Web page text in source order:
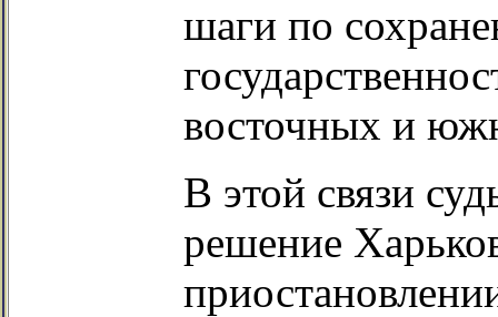
шаги по
восточных и
В этой связи
решение